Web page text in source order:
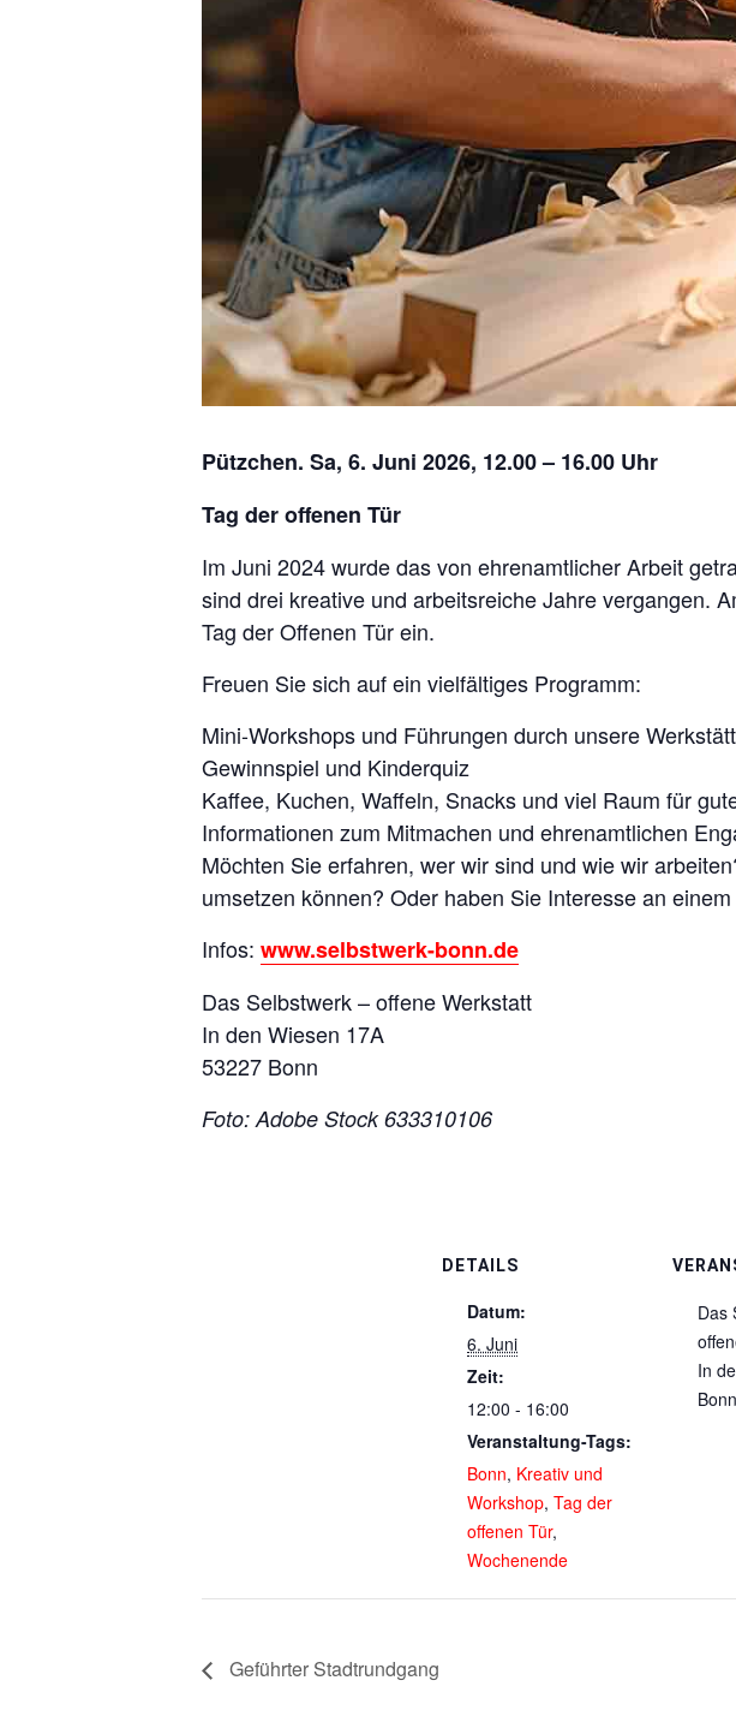
Pützchen. Sa, 6. Juni 2026, 12.00 – 16.00 Uhr
Tag der offenen Tür
Im Juni 2024 wurde das von ehrenamtlicher Arbeit
sind drei kreative und arbeitsreiche Jahre vergangen.
Tag der Offenen Tür ein.
Freuen Sie sich auf ein vielfältiges Programm:
Mini-Workshops und Führungen durch unsere
Gewinnspiel und Kinderquiz
Kaffee, Kuchen, Waffeln, Snacks und viel Raum für
Informationen zum Mitmachen und ehrenamtlichen
Möchten Sie erfahren, wer wir sind und wie wir
umsetzen können? Oder haben Sie Interesse an
Infos: www.selbstwerk-bonn.de
Das Selbstwerk – offene Werkstatt
In den Wiesen 17A
53227 Bonn
Foto: Adobe Stock 633310106
DETAILS
Datum:
6. Juni
Zeit:
12:00 - 16:00
Veranstaltung-Tags:
Bonn, Kreativ und
Workshop, Tag der
offenen Tür,
Wochenende
Das
In
Bonn
Geführter Stadtrundgang